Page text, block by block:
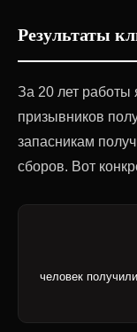
Результаты
За 20 лет работы
призывников
запасникам
сборов. Вот
человек